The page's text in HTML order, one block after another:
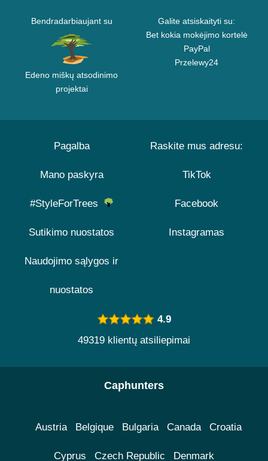
Bendradarbiaujant su
Edeno miškų atsodinimo
projektai
Galite atsiskaityti su:
Bet kokia mokėjimo kortelė
PayPal
Przelewy24
Pagalba
Mano paskyra
#StyleForTrees
Sutikimo nuostatos
Naudojimo sąlygos ir
nuostatos
Raskite mus adresu:
TikTok
Facebook
Instagramas
4.9
49319 klientų atsiliepimai
Caphunters
Austria Belgique Bulgaria Canada Croatia
Cyprus Czech Republic Denmark